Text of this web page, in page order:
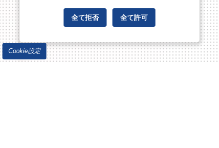
Cookie設定
全て拒否 全て許可